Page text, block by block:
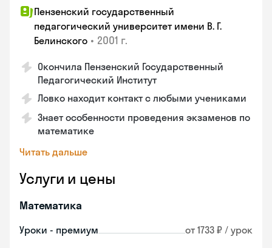
Пензенский государственный
педагогический университет имени В. Г.
Белинского • 2001 г.
Окончила Пензенский Государственный
Педагогический Институт
Ловко находит контакт с любыми учениками
Знает особенности проведения экзаменов по
математике
Читать дальше
Услуги и цены
Математика
Уроки - премиум от 1733 ₽ / урок